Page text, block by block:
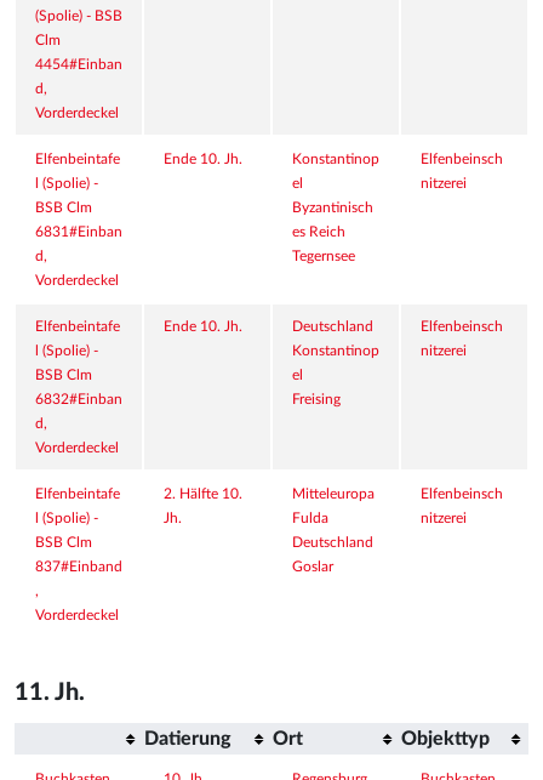
(Spolie) - BSB
Clm
4454#Einban
d,
Vorderdeckel
Elfenbeintafe
l (Spolie) -
BSB Clm
6831#Einban
d,
Vorderdeckel
Ende 10. Jh.
Konstantinop
el
Byzantinisch
es Reich
Tegernsee
Elfenbeinsch
nitzerei
Elfenbeintafe
l (Spolie) -
BSB Clm
6832#Einban
d,
Vorderdeckel
Ende 10. Jh.
Deutschland
Konstantinop
el
Freising
Elfenbeinsch
nitzerei
Elfenbeintafe
l (Spolie) -
BSB Clm
837#Einband
,
Vorderdeckel
2. Hälfte 10.
Jh.
Mitteleuropa
Fulda
Deutschland
Goslar
Elfenbeinsch
nitzerei
11. Jh.
Datierung Ort Objekttyp